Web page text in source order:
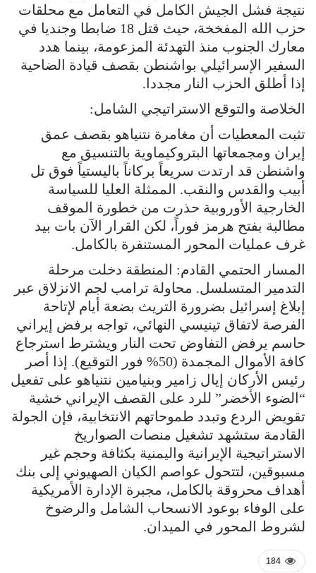
نتيجة فشل الجيش الكامل في التعامل مع محلقات
حزب الله المفخخة، حيث قتل 18 ضابطا وجنديا في
معارك الجنوب منذ التهدئة المزعومة، بينما هدد
السفير الإسرائيلي بواشنطن بقصف قيادة الضاحية
إذا أطلق الحزب النار مجددا.
الخلاصة والتوقع الاستراتيجي الشامل:
تثبت المعطيات أن مغامرة نتنياهو بقصف عمق
إيران ومجمعاتها البتروكيماوية بالتنسيق مع
واشنطن قد ارتدت سريعاً بركاناً باليستياً فوق تل
أبيب والقدس والنقب. الممثلة العليا للسياسة
الخارجية الأوروبية حذرت من خطورة الموقف
مطالبة بفتح هرمز فوراً، لكن القرار الآن بات بيد
غرف عمليات المحور المستنفرة بالكامل.
المسار الحتمي القادم: المنطقة دخلت مرحلة
التدمير المتسلسل. محاولة ترامب لجم الانزلاق عبر
إبلاغ إسرائيل بضرورة التريث بضعة أيام لإتاحة
الفرصة لاتفاق تينيسي النهائي، تواجه برفض إيراني
حاسم يرفض التفاوض تحت النار ويشترط استرجاع
كافة الأموال المجمدة (50% فور التوقيع). إذا أصر
رئيس الأركان إيال زامير وبنيامين نتنياهو على تفعيل
“الضوء الأخضر” للرد على القصف الإيراني خشية
تقويض الردع وتبدد طموحاتهم الانتخابية، فإن الجولة
القادمة ستشهد تشغيل منصات الصواريخ
الاستراتيجية الإيرانية واليمنية بكثافة وحجم غير
مسبوقين، لتتحول عواصم الكيان الصهيوني إلى بنك
أهداف محروقة بالكامل، مجبرة الإدارة الأمريكية
على الوفاء بوعود الانسحاب الشامل والرضوخ
لشروط المحور في الميدان.
184